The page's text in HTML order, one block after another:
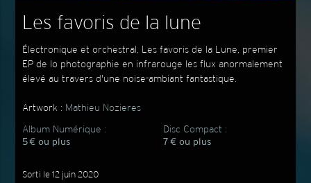
Les favoris de la lune
Électronique et orchestral, Les favoris de la Lune, premier
EP de Io photographie en infrarouge les flux anormalement
élevé au travers d'une noise-ambiant fantastique.
Artwork : Mathieu Nozieres
Album Numérique :
5 € ou plus
Disc Compact :
7 € ou plus
Sorti le 12 juin 2020